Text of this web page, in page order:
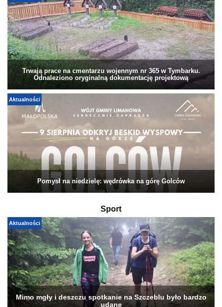
Trwają prace na cmentarzu wojennym nr 365 w Tymbarku.
Odnaleziono oryginalną dokumentację projektową
Aktualności
Pomysł na niedzielę: wędrówka na górę Golców
Sport
Aktualności
Mimo mgły i deszczu spotkanie na Szczeblu było bardzo
udane